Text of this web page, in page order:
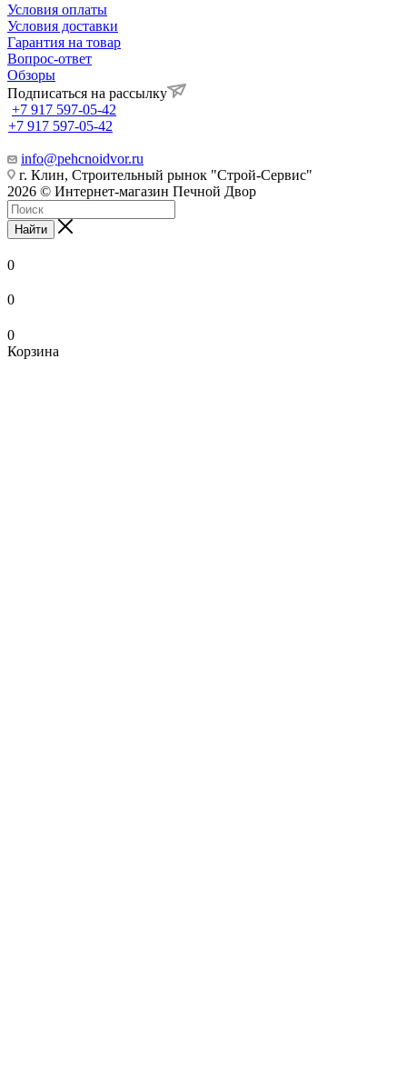
Условия оплаты
Условия доставки
Гарантия на товар
Вопрос-ответ
Обзоры
Подписаться на рассылку
+7 917 597-05-42
+7 917 597-05-42
info@pehcnoidvor.ru
г. Клин, Строительный рынок "Строй-Сервис"
2026 © Интернет-магазин Печной Двор
Найти
0
0
0
Корзина